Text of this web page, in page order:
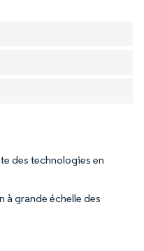
des technologies en
grande échelle des